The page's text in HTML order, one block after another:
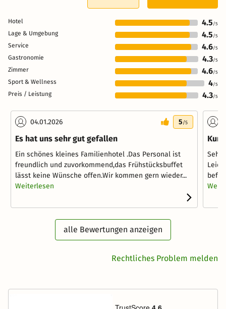
Hotel 4.5 /5
Lage & Umgebung 4.5 /5
Service 4.6/5
Gastronomie 4.3/5
Zimmer 4.6/5
Sport & Wellness 4/5
Preis / Leistung 4.3/5
04.01.2026 5/5
Es hat uns sehr gut gefallen
Ein schönes kleines Familienhotel .Das Personal ist
freundlich und zuvorkommend,das Frühstücksbuffet
lässt keine Wünsche offen.Wir kommen gern wieder...
Weiterlesen
Sehr
alle Bewertungen anzeigen
Rechtliches Problem melden